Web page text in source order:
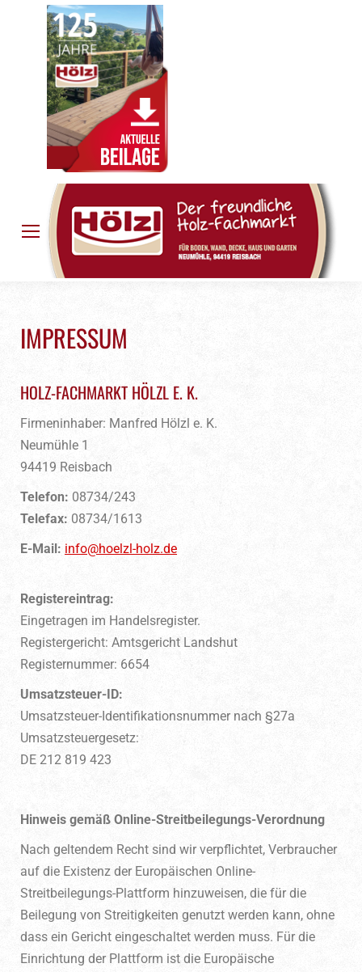
IMPRESSUM
HOLZ-FACHMARKT HÖLZL E. K.
Firmeninhaber: Manfred Hölzl e. K.
Neumühle 1
94419 Reisbach
Telefon: 08734/243
Telefax: 08734/1613
E-Mail: info@hoelzl-holz.de
Registereintrag:
Eingetragen im Handelsregister.
Registergericht: Amtsgericht Landshut
Registernummer: 6654
Umsatzsteuer-ID:
Umsatzsteuer-Identifikationsnummer nach §27a
Umsatzsteuergesetz:
DE 212 819 423
Hinweis gemäß Online-Streitbeilegungs-Verordnung
Nach geltendem Recht sind wir verpflichtet, Verbraucher
auf die Existenz der Europäischen Online-
Streitbeilegungs-Plattform hinzuweisen, die für die
Beilegung von Streitigkeiten genutzt werden kann, ohne
dass ein Gericht eingeschaltet werden muss. Für die
Einrichtung der Plattform ist die Europäische